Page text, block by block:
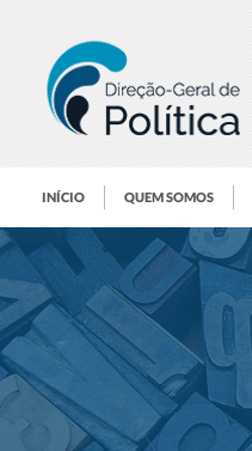
INÍCIO QUEM SOMOS